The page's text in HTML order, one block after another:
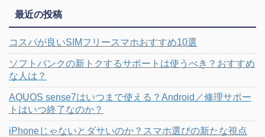
最近の投稿
コスパが良いSIMフリースマホおすすめ10選
ソフトバンクの新トクするサポートは使うべき？おすすめ
な人は？
AQUOS sense7はいつまで使える？Android／修理サポー
トはいつ終了なのか？
iPhoneじゃないとダサいのか？スマホ選びの新たな視点